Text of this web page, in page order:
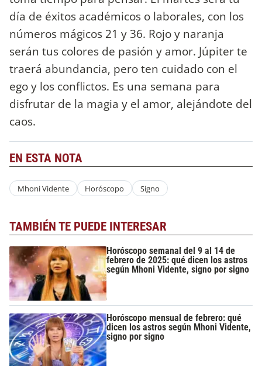
día de éxitos académicos o laborales, con los
números mágicos 21 y 36. Rojo y naranja
serán tus colores de pasión y amor. Júpiter te
traerá abundancia, pero ten cuidado con el
ego y los conflictos. Es una semana para
disfrutar de la magia y el amor, alejándote del
caos.
EN ESTA NOTA
Mhoni Vidente Horóscopo Signo
TAMBIÉN TE PUEDE INTERESAR
Horóscopo semanal del 9 al 14 de
febrero de 2025: qué dicen los astros
según Mhoni Vidente, signo por signo
Horóscopo mensual de febrero: qué
dicen los astros según Mhoni Vidente,
signo por signo